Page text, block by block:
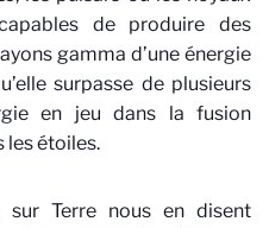
de produire des
gamma d’une énergie
surpasse de plusieurs
en jeu dans la fusion
les étoiles.
sur Terre nous en disent